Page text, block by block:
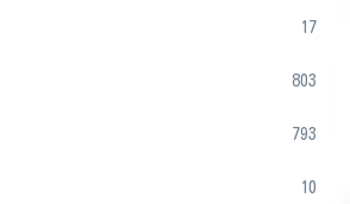
17
803
793
10